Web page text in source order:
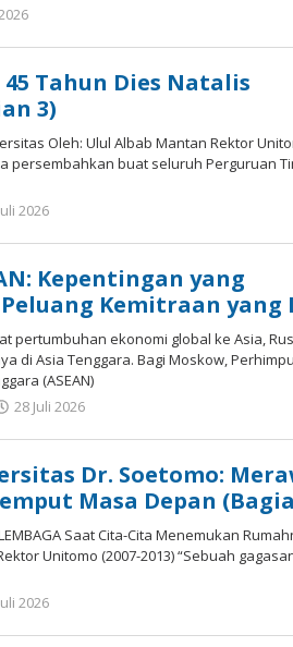
Susanto
Tahun Dies Natalis
3)
Oleh: Ulul Albab Mantan Rektor
persembahkan buat seluruh Perguruan
2026
Susanto
Kepentingan yang
Kemitraan yang
pertumbuhan ekonomi global ke Asia,
di Asia Tenggara. Bagi Moskow,
(ASEAN)
28 Juli 2026
Susanto
Dr. Soetomo:
Masa Depan
LEMBAGA Saat Cita-Cita Menemukan
Unitomo (2007-2013) “Sebuah
2026
Susanto